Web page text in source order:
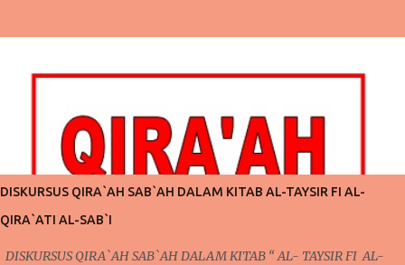
agar bisa menjalankan ibadah yang lebih giat lagi. Perlu kita
langsung telah terdapat keterkaitan dengan apa yang akan kita bahas
pada pertemuan kali ini. Pada pertemuan sebelumnya, mengontrol
pola pikir yang harus dilakukan setiap saat karena ada niat ingin
berubah, niat ingin berubah menjadi lebih baik inilah yang akan kita
bicarakan kali ini. Poin Kedua ; Taubat dan Konsisten (Po...
DISKURSUS QIRA`AH SAB`AH DALAM KITAB AL-TAYSIR FI AL-
QIRA`ATI AL-SAB`I
DISKURSUS QIRA`AH SAB`AH DALAM KITAB “ AL- TAYSIR FI AL-